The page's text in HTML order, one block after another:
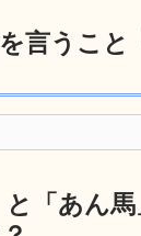
うこと
と「あん